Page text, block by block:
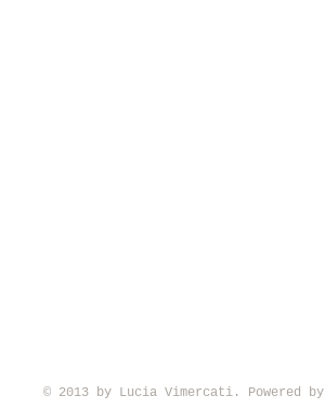
© 2013 by Lucia Vimercati. Powered by